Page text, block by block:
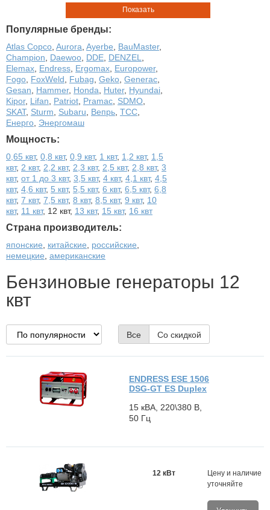
Показать
Популярные бренды:
Atlas Copco Aurora Ayerbe BauMaster,
Champion
Daewoo DDE DENZEL
Elemax Endress Ergomax Europower,
Fogo FoxWeld Fubag Geko Generac
Gesan
Hammer, Honda Huter, Hyundai
Kipor, Lifan Patriot Pramac SDMO
SKAT, Sturm Subaru Вепрь ТСС
Енерго Энергомаш
Мощность:
0,65 квт, 0,8 квт, 0,9 квт, 1 квт, 1,2 квт, 1,5
квт, 2 квт, 2,2 квт, 2,3 квт, 2,5 квт, 2,8 квт, 3
квт, от 1 до 3 квт, 3,5 квт, 4 квт, 4,1 квт, 4,5
квт, 4,6 квт, 5 квт, 5,5 квт, 6 квт, 6,5 квт, 6,8
квт, 7 квт, 7,5 квт, 8 квт, 8,5 квт, 9 квт, 10
квт, 11 квт, 12 квт, 13 квт, 15 квт, 16 квт
Страна производитель:
японские китайские российские
немецкие американские
Бензиновые генераторы 12
квт
Все Со скидкой
ENDRESS ESE 1506
DSG-GT ES Duplex
15 кВА, 220\380 В,
50 Гц
Цену и наличие
уточняйте
12 кВт